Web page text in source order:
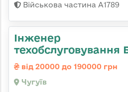
Військова частина А1789
Інженер
техобслуговування
від 20000 до 190000 грн
Чугуїв